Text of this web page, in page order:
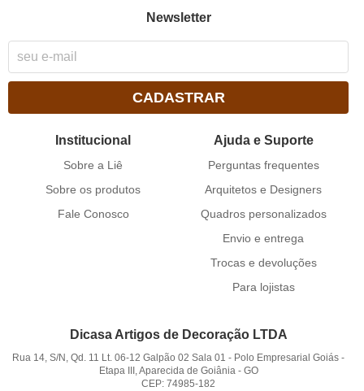
Newsletter
CADASTRAR
Institucional
Sobre a Liê
Sobre os produtos
Fale Conosco
Ajuda e Suporte
Perguntas frequentes
Arquitetos e Designers
Quadros personalizados
Envio e entrega
Trocas e devoluções
Para lojistas
Dicasa Artigos de Decoração LTDA
Rua 14, S/N, Qd. 11 Lt. 06-12 Galpão 02 Sala 01 - Polo Empresarial Goiás -
Etapa III, Aparecida de Goiânia- GO
CEP: 74985-182